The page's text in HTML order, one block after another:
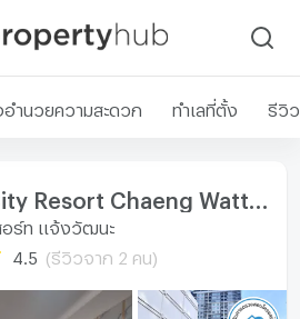
อำนวยความสะดวก ทำเลที่ตั้ง รีวิว
อร์ท แจ้งวัฒนะ
4.5 (รีวิวจาก 2 คน)